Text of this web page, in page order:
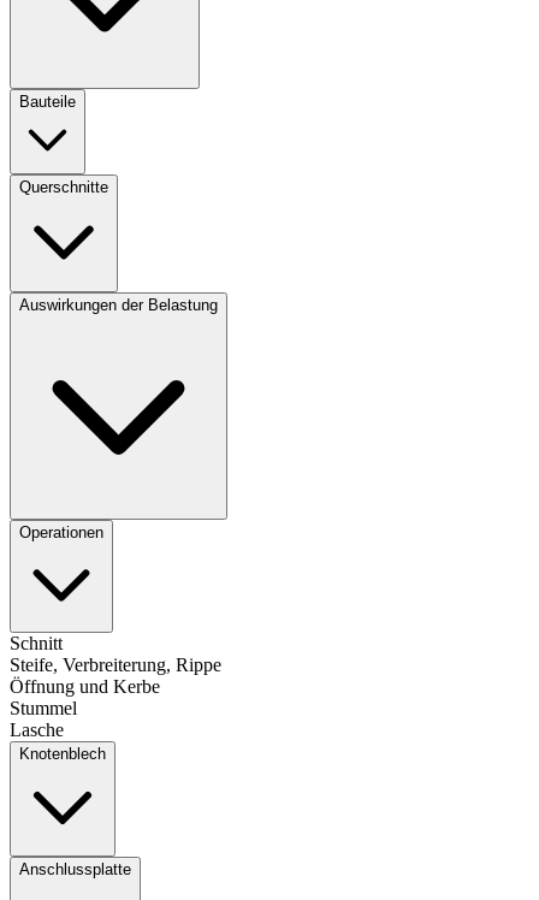
Bauteile
Querschnitte
Auswirkungen der Belastung
Operationen
Schnitt
Steife, Verbreiterung, Rippe
Öffnung und Kerbe
Stummel
Lasche
Knotenblech
Anschlussplatte